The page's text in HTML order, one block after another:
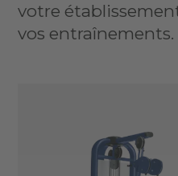
votre
vos entraînements.